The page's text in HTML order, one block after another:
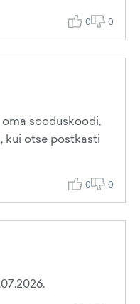
0 0
sooduskoodi,
kui otse postkasti
0 0